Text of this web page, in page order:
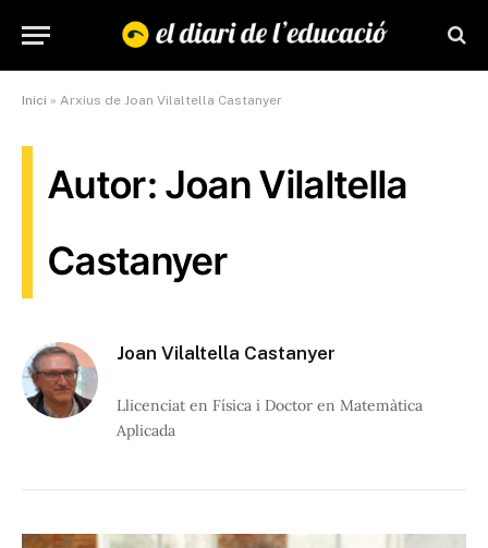
Inici » Arxius de Joan Vilaltella Castanyer
Autor: Joan Vilaltella
Castanyer
Joan Vilaltella Castanyer
Llicenciat en Física i Doctor en Matemàtica
Aplicada